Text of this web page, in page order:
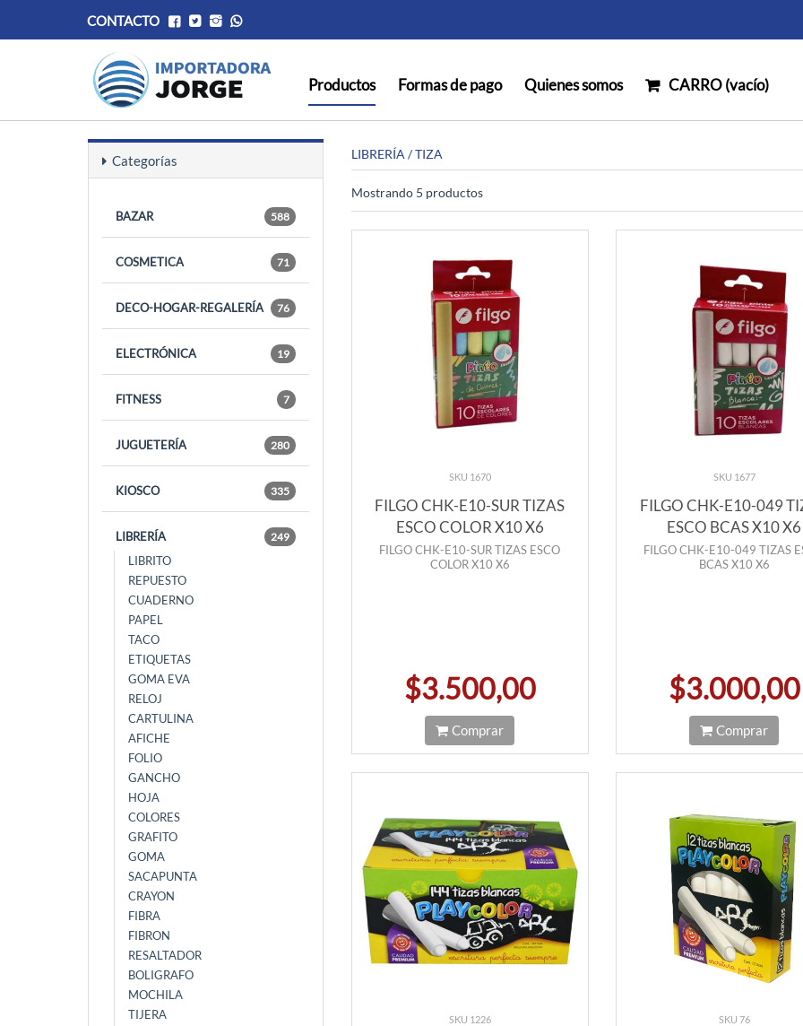
CONTACTO
Productos Formas de pago Quienes somos CARRO (vacío)
Categorías
588
BAZAR
71
COSMETICA
76
DECO-HOGAR-REGALERÍA
19
ELECTRÓNICA
7
FITNESS
280
JUGUETERÍA
335
KIOSCO
249
LIBRERÍA
LIBRITO
REPUESTO
CUADERNO
PAPEL
TACO
ETIQUETAS
GOMA EVA
RELOJ
CARTULINA
AFICHE
FOLIO
GANCHO
HOJA
COLORES
GRAFITO
GOMA
SACAPUNTA
CRAYON
FIBRA
FIBRON
RESALTADOR
BOLIGRAFO
MOCHILA
TIJERA
LIBRERÍA / TIZA
Mostrando 5 productos
SKU 1670
FILGO CHK-E10-SUR TIZAS
ESCO COLOR X10 X6
FILGO CHK-E10-SUR TIZAS ESCO
COLOR X10 X6
$3.500,00
Comprar
SKU 1677
FILGO CHK-E10-049
ESCO BCAS X10 X6
FILGO CHK-E10-049 TIZAS
BCAS X10 X6
$3.000,00
Comprar
SKU 1226 SKU 76